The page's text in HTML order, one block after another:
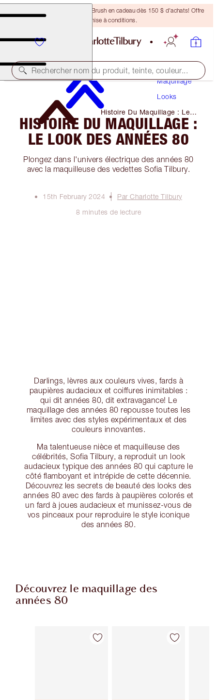
Recevez un pinceau Bronzing Brush en cadeau dès 150 $ d'achats! Offre
soumise à conditions.
Rechercher nom du produit, teinte, couleur...
Maquillage
Looks
Histoire Du Maquillage : Le
Look Des Années 80
HISTOIRE DU MAQUILLAGE :
LE LOOK DES ANNÉES 80
Plongez dans l'univers électrique des années 80
avec la maquilleuse des vedettes Sofia Tilbury.
15th February 2024
Par Charlotte Tilbury
8 minutes de lecture
Darlings, lèvres aux couleurs vives, fards à
paupières audacieux et coiffures inimitables :
qui dit années 80, dit extravagance! Le
maquillage des années 80 repousse toutes les
limites avec des styles expérimentaux et des
couleurs innovantes.
Ma talentueuse nièce et maquilleuse des
célébrités, Sofia Tilbury, a reproduit un look
audacieux typique des années 80 qui capture le
côté flamboyant et intrépide de cette décennie.
Découvrez les secrets de beauté des looks des
années 80 avec des fards à paupières colorés et
un fard à joues audacieux et munissez-vous de
vos pinceaux pour reproduire le style iconique
des années 80.
Découvrez le maquillage des
années 80
Article 1 sur 12 Article 2 sur 12